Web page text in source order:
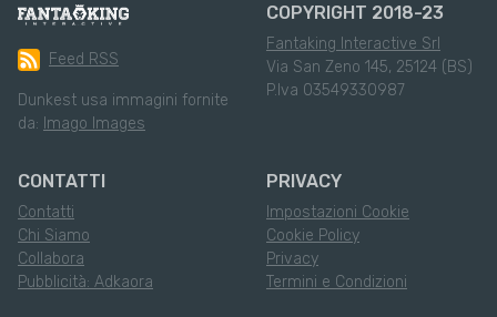
Feed RSS
Dunkest usa immagini fornite
da: Imago Images
COPYRIGHT 2018-23
Fantaking Interactive Srl
Via San Zeno 145, 25124 (BS)
P.Iva 03549330987
CONTATTI
Contatti
Chi Siamo
Collabora
Pubblicità: Adkaora
PRIVACY
Impostazioni Cookie
Cookie Policy
Privacy
Termini e Condizioni